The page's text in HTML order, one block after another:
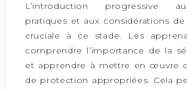
L’introduction progressive
pratiques et aux considérations
cruciale à ce stade. Les
comprendre l’importance de la
et apprendre à mettre en œuvre
de protection appropriées. Cela